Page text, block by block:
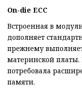
On-die ECC
Встроенная в
дополняет
прежнему
материнской платы.
потребовала
памяти.